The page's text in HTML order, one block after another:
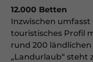
12.000 Betten
Inzwischen
touristisches Profil
rund 200 ländlichen
„Landurlaub“ steht